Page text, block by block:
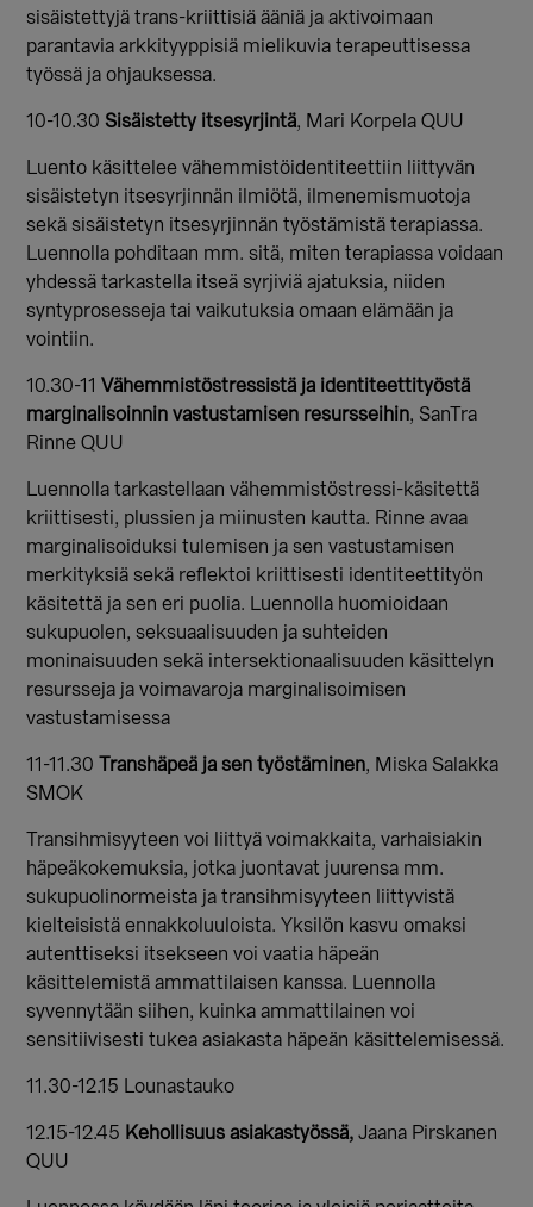
sisäistettyjä trans-kriittisiä ääniä ja aktivoimaan
parantavia arkkityyppisiä mielikuvia terapeuttisessa
työssä ja ohjauksessa.
10-10.30 Sisäistetty itsesyrjintä, Mari Korpela QUU
Luento käsittelee vähemmistöidentiteettiin liittyvän
sisäistetyn itsesyrjinnän ilmiötä, ilmenemismuotoja
sekä sisäistetyn itsesyrjinnän työstämistä terapiassa.
Luennolla pohditaan mm. sitä, miten terapiassa voidaan
yhdessä tarkastella itseä syrjiviä ajatuksia, niiden
syntyprosesseja tai vaikutuksia omaan elämään ja
vointiin.
10.30-11Vähemmistöstressistä ja identiteettityöstä
marginalisoinnin vastustamisen resursseihin, SanTra
Rinne QUU
Luennolla tarkastellaan vähemmistöstressi-käsitettä
kriittisesti, plussien ja miinusten kautta. Rinne avaa
marginalisoiduksi tulemisen ja sen vastustamisen
merkityksiä sekä reflektoi kriittisesti identiteettityön
käsitettä ja sen eri puolia. Luennolla huomioidaan
sukupuolen, seksuaalisuuden ja suhteiden
moninaisuuden sekä intersektionaalisuuden käsittelyn
resursseja ja voimavaroja marginalisoimisen
vastustamisessa
11-11.30 Transhäpeä ja sen työstäminen, Miska Salakka
SMOK
Transihmisyyteen voi liittyä voimakkaita, varhaisiakin
häpeäkokemuksia, jotka juontavat juurensa mm.
sukupuolinormeista ja transihmisyyteen liittyvistä
kielteisistä ennakkoluuloista. Yksilön kasvu omaksi
autenttiseksi itsekseen voi vaatia häpeän
käsittelemistä ammattilaisen kanssa. Luennolla
syvennytään siihen, kuinka ammattilainen voi
sensitiivisesti tukea asiakasta häpeän käsittelemisessä.
11.30-12.15 Lounastauko
12.15-12.45 Kehollisuus asiakastyössä, Jaana Pirskanen
QUU